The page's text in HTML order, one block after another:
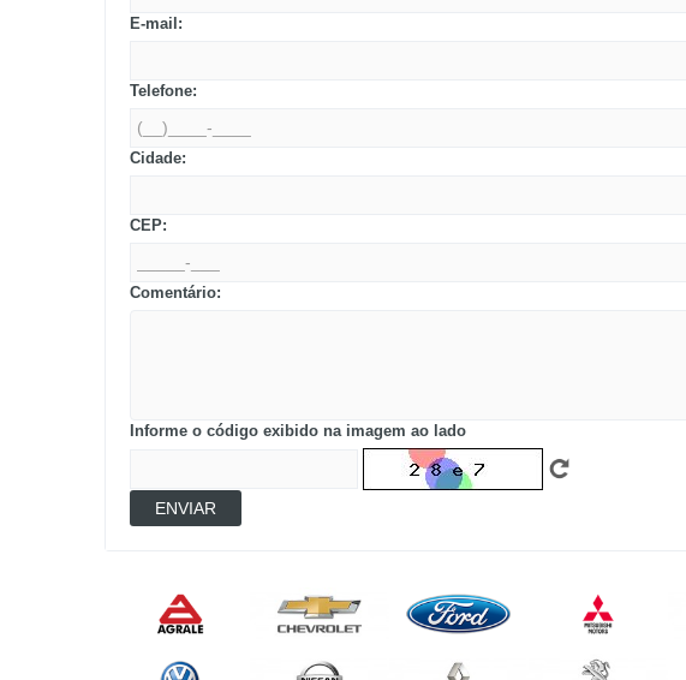
E-mail:
Telefone:
Cidade:
CEP:
Comentário:
Informe o código exibido na imagem ao lado
ENVIAR